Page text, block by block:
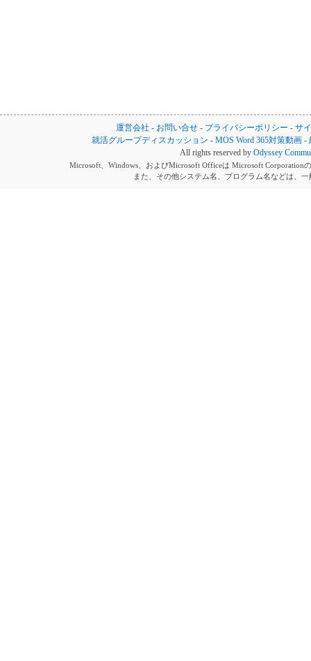
運営会社 - お問い合せ - プライバシーポリシー - サ
就活グループディスカッション -MOS Word 365対策動画 -
All rights reserved by Odyssey
Microsoft、Windows、およびMicrosoft Officeは Microsoft Corporation
また、その他システム名、プログラム名などは、